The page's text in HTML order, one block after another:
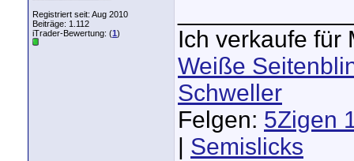
Registriert seit: Aug 2010
Beiträge: 1.112
iTrader-Bewertung: (1)
Ich verkaufe für
Weiße
Schweller
Felgen: 5Zigen
Semislicks